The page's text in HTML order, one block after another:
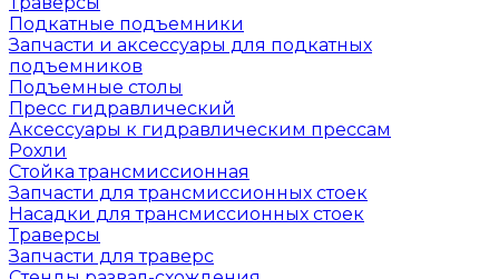
Подкатные подъемники
Запчасти и аксессуары для подкатных
подъемников
Подъемные столы
Пресс гидравлический
Аксессуары к гидравлическим прессам
Рохли
Стойка трансмиссионная
Запчасти для трансмиссионных стоек
Насадки для трансмиссионных стоек
Траверсы
Запчасти для траверс